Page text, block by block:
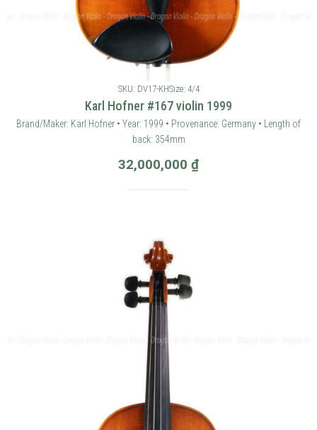
SKU: DV17-KHSize: 4/4
Karl Hofner #167 violin 1999
Brand/Maker: Karl Hofner • Year: 1999 • Provenance: Germany • Length of
back: 354mm
32,000,000 ₫